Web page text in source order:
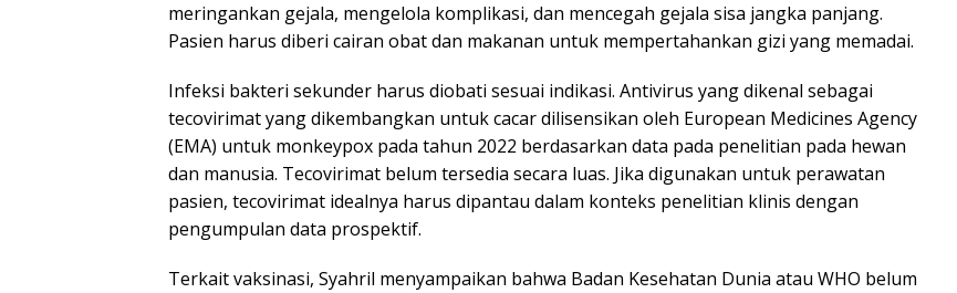
meringankan gejala, mengelola komplikasi, dan mencegah gejala sisa jangka panjang.
Pasien harus diberi cairan obat dan makanan untuk mempertahankan gizi yang memadai.
Infeksi bakteri sekunder harus diobati sesuai indikasi. Antivirus yang dikenal sebagai
tecovirimat yang dikembangkan untuk cacar dilisensikan oleh European Medicines Agency
(EMA) untuk monkeypox pada tahun 2022 berdasarkan data pada penelitian pada hewan
dan manusia. Tecovirimat belum tersedia secara luas. Jika digunakan untuk perawatan
pasien, tecovirimat idealnya harus dipantau dalam konteks penelitian klinis dengan
pengumpulan data prospektif.
Terkait vaksinasi, Syahril menyampaikan bahwa Badan Kesehatan Dunia atau WHO belum